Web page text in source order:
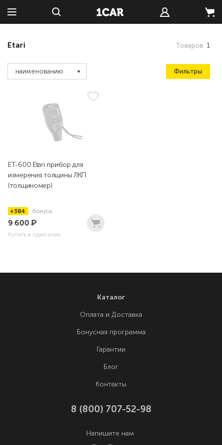
Etari Товаров: 1
наименованию Фильтры
ET-600 Etari прибор для
измерения толщины ЛКП
(толщиномер)
+384 бонуса
9 600₽
Купить в один клик
Каталог
Оплата и Доставка
Бонусная программа
Гарантии
Блог
Контакты
8 (800) 707-52-98
Напишите нам